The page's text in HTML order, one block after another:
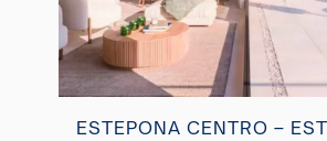
ESTEPONA CENTRO –